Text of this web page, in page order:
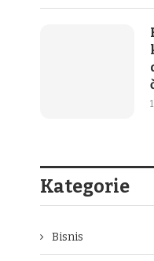
Kategorie
Bisnis